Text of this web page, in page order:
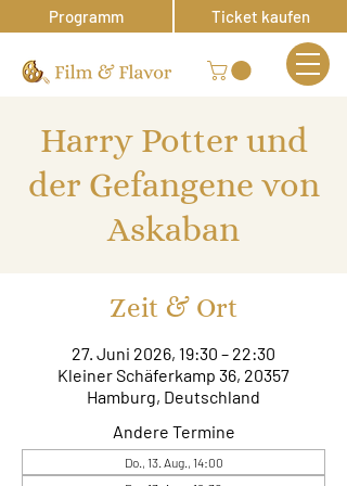
Programm Ticket kaufen
Harry Potter und
der Gefangene von
Askaban
Zeit & Ort
27. Juni 2026, 19:30 – 22:30
Kleiner Schäferkamp 36, 20357
Hamburg, Deutschland
Andere Termine
Do., 13. Aug., 14:00